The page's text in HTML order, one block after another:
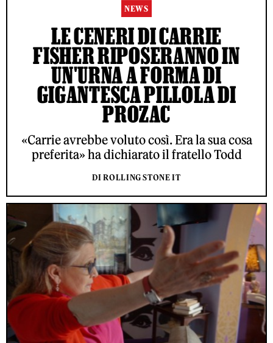
NEWS
LE CENERI DI CARRIE
FISHER RIPOSERANNO IN
UN'URNA A FORMA DI
GIGANTESCA PILLOLA DI
PROZAC
«Carrie avrebbe voluto così. Era la sua cosa
preferita» ha dichiarato il fratello Todd
DI ROLLING STONE IT